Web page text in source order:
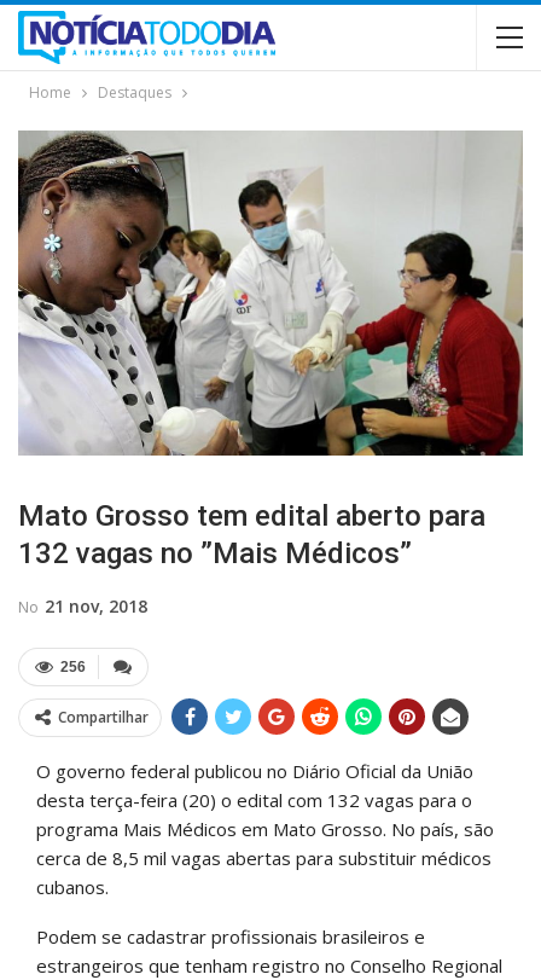
Home Destaques
Mato Grosso tem edital aberto para
132 vagas no ”Mais Médicos”
No 21 nov, 2018
256
Compartilhar
O governo federal publicou no Diário Oficial da União
desta terça-feira (20) o edital com 132 vagas para o
programa Mais Médicos em Mato Grosso. No país, são
cerca de 8,5 mil vagas abertas para substituir médicos
cubanos.
Podem se cadastrar profissionais brasileiros e
estrangeiros que tenham registro no Conselho Regional